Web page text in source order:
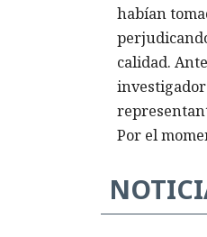
habían
calidad.
Por el